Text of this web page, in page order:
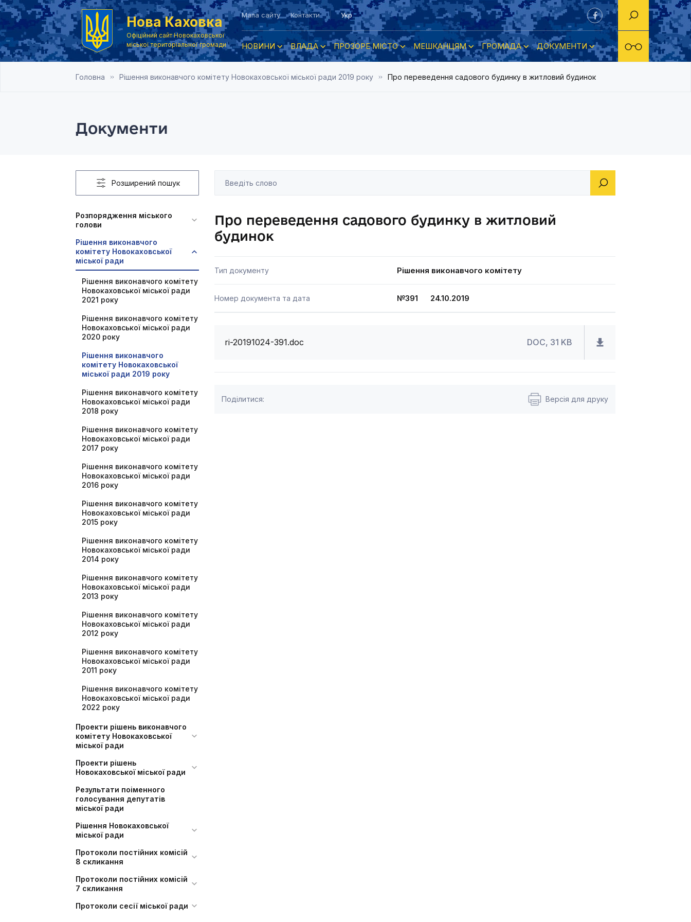
Нова Каховка
Офіційний сайт Новокаховської
міської територіальної громади
Мапа сайту Контакти Укр
НОВИНИ ВЛАДА ПРОЗОРЕ МІСТО МЕШКАНЦЯМ ГРОМАДА ДОКУМЕНТИ
Головна Рішення виконавчого комітету Новокаховської міської ради 2019 року Про переведення садового будинку в житловий будинок
Документи
Розширений пошук
Розпорядження міського
голови
Рішення виконавчого
комітету Новокаховської
міської ради
Рішення виконавчого комітету
Новокаховської міської ради
2021 року
Рішення виконавчого комітету
Новокаховської міської ради
2020 року
Рішення виконавчого
комітету Новокаховської
міської ради 2019 року
Рішення виконавчого комітету
Новокаховської міської ради
2018 року
Рішення виконавчого комітету
Новокаховської міської ради
2017 року
Рішення виконавчого комітету
Новокаховської міської ради
2016 року
Рішення виконавчого комітету
Новокаховської міської ради
2015 року
Рішення виконавчого комітету
Новокаховської міської ради
2014 року
Рішення виконавчого комітету
Новокаховської міської ради
2013 року
Рішення виконавчого комітету
Новокаховської міської ради
2012 року
Рішення виконавчого комітету
Новокаховської міської ради
2011 року
Рішення виконавчого комітету
Новокаховської міської ради
2022 року
Проекти рішень виконавчого
комітету Новокаховської
міської ради
Проекти рішень
Новокаховської міської ради
Результати поіменного
голосування депутатів
міської ради
Рішення Новокаховської
міської ради
Протоколи постійних комісій
8 скликання
Протоколи постійних комісій
7 скликання
Протоколи сесії міської ради
Про переведення садового будинку в житловий
будинок
Тип документу Рішення виконавчого комітету
Номер документа та дата №391 24.10.2019
ri-20191024-391.doc DOC, 31 KB
Поділитися: Версія для друку